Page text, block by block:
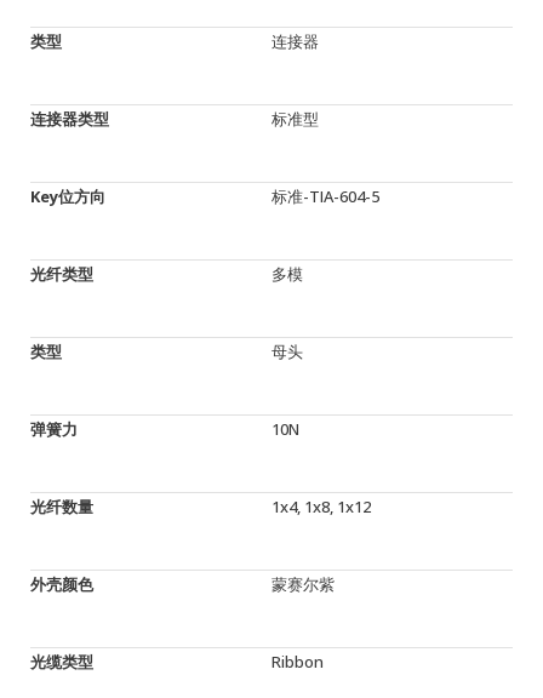
类型 连接器
连接器类型 标准型
Key位方向 标准-TIA-604-5
光纤类型 多模
类型 母头
弹簧力 10N
光纤数量 1x4, 1x8, 1x12
外壳颜色 蒙赛尔紫
光缆类型 Ribbon